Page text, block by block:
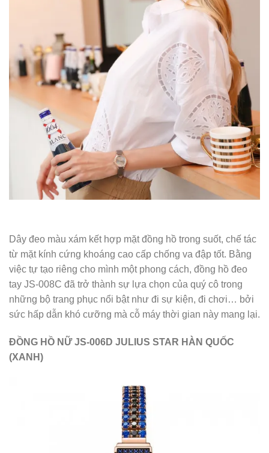
Dây đeo màu xám kết hợp mặt đồng hồ trong suốt, chế tác
từ mặt kính cứng khoáng cao cấp chống va đập tốt. Bằng
việc tự tạo riêng cho mình một phong cách, đồng hồ đeo
tay JS-008C đã trở thành sự lựa chọn của quý cô trong
những bộ trang phục nổi bật như đi sự kiện, đi chơi… bởi
sức hấp dẫn khó cưỡng mà cỗ máy thời gian này mang lại.
ĐỒNG HỒ NỮ JS-006D JULIUS STAR HÀN QUỐC
(XANH)